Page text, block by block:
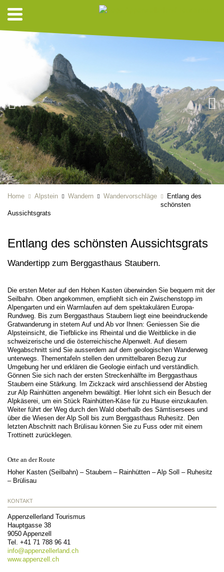
Home Alpstein Wandern Wandervorschläge
Entlang des
schönsten
Aussichtsgrats
Entlang des schönsten Aussichtsgrats
Wandertipp zum Berggasthaus Staubern.
Die ersten Meter auf den Hohen Kasten überwinden Sie bequem mit der
Seilbahn. Oben angekommen, empfiehlt sich ein Zwischenstopp im
Alpengarten und ein Warmlaufen auf dem spektakulären Europa-
Rundweg. Bis zum Berggasthaus Staubern liegt eine beeindruckende
Gratwanderung in stetem Auf und Ab vor Ihnen: Geniessen Sie die
Alpsteinsicht, die Tiefblicke ins Rheintal und die Weitblicke in die
schweizerische und die österreichische Alpenwelt. Auf diesem
Wegabschnitt sind Sie ausserdem auf dem geologischen Wanderweg
unterwegs. Thementafeln stellen den unmittelbaren Bezug zur
Umgebung her und erklären die Geologie einfach und verständlich.
Gönnen Sie sich nach der ersten Streckenhälfte im Berggasthaus
Staubern eine Stärkung. Im Zickzack wird anschliessend der Abstieg
zur Alp Rainhütten angenehm bewältigt. Hier lohnt sich ein Besuch der
Alpkäserei, um ein Stück Rainhütten-Käse für zu Hause einzukaufen.
Weiter führt der Weg durch den Wald oberhalb des Sämtisersees und
über die Wiesen der Alp Soll bis zum Berggasthaus Ruhesitz. Den
letzten Abschnitt nach Brülisau können Sie zu Fuss oder mit einem
Trottinett zurücklegen.
Orte an der Route
Hoher Kasten (Seilbahn) – Staubern – Rainhütten – Alp Soll – Ruhesitz
– Brülisau
KONTAKT
Appenzellerland Tourismus
Hauptgasse 38
9050 Appenzell
Tel. +41 71 788 96 41
info@appenzellerland.ch
www.appenzell.ch